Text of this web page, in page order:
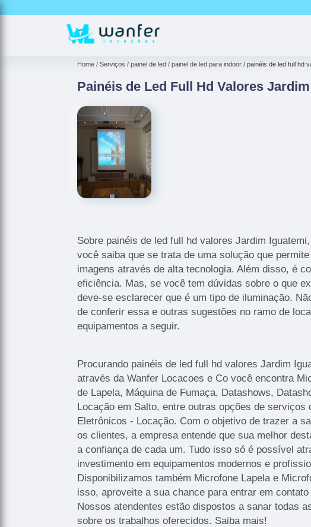
Home Serviços painel de led painel de led para indoor painéis de led full hd
Painéis de Led Full Hd Valores
Sobre painéis de led full hd valores Jardim
você saiba que se trata de uma solução que
imagens através de alta tecnologia. Além disso, é
eficiência. Mas, se você tem dúvidas sobre o que
deve-se esclarecer que é um tipo de iluminação.
de conferir essa e outras sugestões no ramo de
equipamentos a seguir.
Procurando painéis de led full hd valores Jardim
através da Wanfer Locacoes e Co você encontra
de Lapela, Máquina de Fumaça, Datashows,
Locação em Salto, entre outras opções de serviços
Eletrônicos - Locação. Com o objetivo de trazer a
os clientes, a empresa entende que sua melhor
a confiança de cada um. Tudo isso só é possível
investimento em equipamentos modernos e
Disponibilizamos também Microfone Lapela e
isso, aproveite a sua chance para entrar em
Nossos atendentes estão dispostos a sanar todas
sobre os trabalhos oferecidos. Saiba mais!